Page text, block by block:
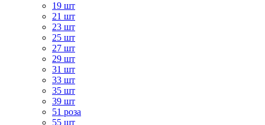
19 шт
21 шт
23 шт
25 шт
27 шт
29 шт
31 шт
33 шт
35 шт
39 шт
51 роза
55 шт